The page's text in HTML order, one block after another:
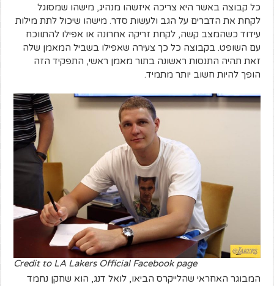
כל קבוצה באשר היא צריכה איזשהו מנהיג, מישהו שמסוגל
לקחת את הדברים על הגב ולעשות סדר. מישהו שיכול לתת מילות
עידוד כשהמצב קשה, לקחת זריקה אחרונה או אפילו להתווכח
עם השופט. בקבוצה כל כך צעירה שאפילו בשביל המאמן שלה
זאת תהיה התנסות ראשונה בתור מאמן ראשי, התפקיד הזה
הופך להיות חשוב יותר מתמיד.
Credit to LA Lakers Official Facebook page
המבוגר האחראי שהלייקרס הביאו, לואל דנג, הוא שחקן נחמד